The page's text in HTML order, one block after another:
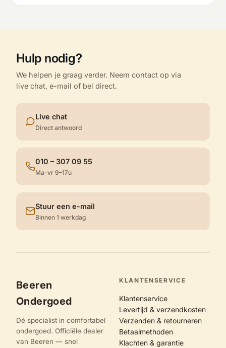
Hulp nodig?
We helpen je graag verder. Neem contact op via
live chat, e-mail of bel direct.
Live chat
Direct antwoord
010 – 307 09 55
Ma–vr 9–17u
Stuur een e-mail
Binnen 1 werkdag
Beeren
Ondergoed
Dé specialist in comfortabel
ondergoed. Officiële dealer
van Beeren — snel
KLANTENSERVICE
Klantenservice
Levertijd & verzendkosten
Verzenden & retourneren
Betaalmethoden
Klachten & garantie